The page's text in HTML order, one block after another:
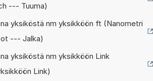
--- Tuuma)
yksiköstä nm yksikköön ft (Nanometri
--- Jalka)
yksiköstä nm yksikköön Link
Link)